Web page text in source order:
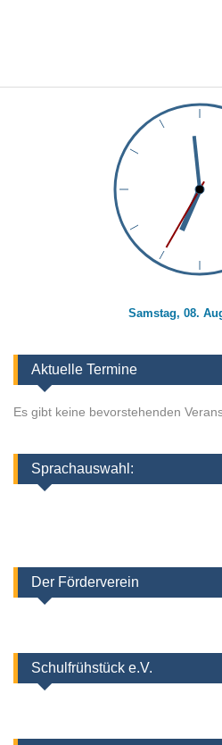
Samstag, 08.
Aktuelle Termine
Es gibt keine bevorstehenden
Sprachauswahl:
Der Förderverein
Schulfrühstück e.V.